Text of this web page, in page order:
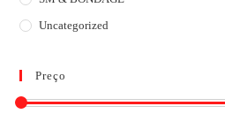
Uncategorized
Preço